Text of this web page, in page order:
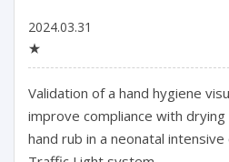
2024.03.31
★
Validation of a hand hygiene
improve compliance with
hand rub in a neonatal